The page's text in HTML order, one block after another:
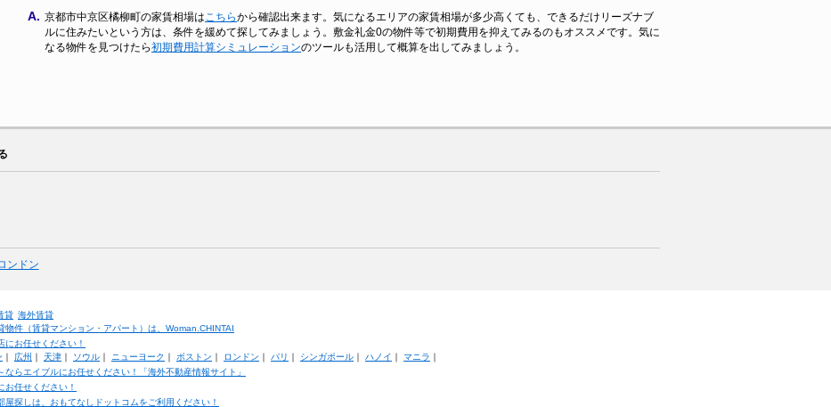
A. 京都市中京区橘柳町の家賃相場は こちらから確認出来ます。気になるエリアの家賃相場が多少高くても、できるだけリーズナブ
ルに住みたいという方は、条件を緩めて探してみましょう。敷金礼金0の物件等で初期費用を抑えてみるのもオススメです。気に
なる物件を見つけたら初期費用計算シミュレーションのツールも活用して概算を出してみましょう。
ンドン
貸 海外賃貸
件（賃貸マンション・アパート）は、Woman.CHINTAI
お任せください！
｜ 広州 ｜ 天津｜ ソウル｜ ニューヨーク ｜ ボストン ｜ ロンドン ｜ パリ ｜ シンガポール｜ ハノイ ｜ マニラ ｜
らエイブルにお任せください！「海外不動産情報サイト」
任せください！
探しは、おもてなしドットコムをご利用ください！